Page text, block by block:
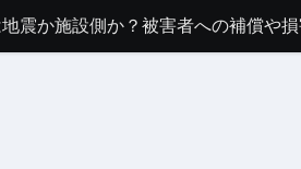
震か施設側か？被害者への補償や損
レ！ #医療ダイエット